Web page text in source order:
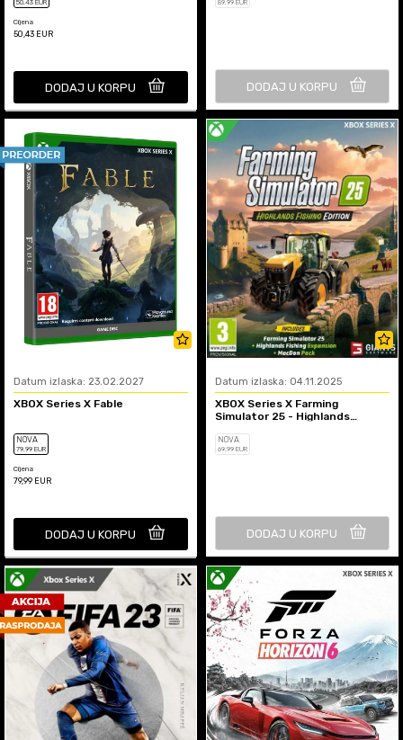
50,43 EUR
Cijena
50,43 EUR
DODAJ U KORPU
89,99 EUR
DODAJ U KORPU
Datum izlaska: 23.02.2027
XBOX Series X Fable
NOVA
79,99 EUR
Cijena
79,99 EUR
DODAJ U KORPU
Datum izlaska: 04.11.2025
XBOX Series X Farming
Simulator 25 - Highlands
NOVA
69,99 EUR
DODAJ U KORPU